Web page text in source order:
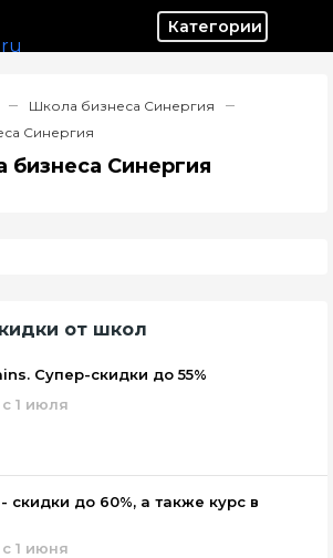
Школа бизнеса Синергия
Синергия
Синергия
от школ
Супер-скидки до 55%
1 июля
скидки до 60%, а также курс в
1 июня